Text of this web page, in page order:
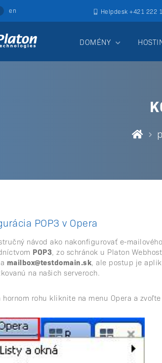
Helpdesk +421 222
DOMÉNY
POP3 v Opera
návod ako nakonfigurovať e-
POP3, zo schránok u Platon
mailbox@testdomain.sk, ale postup je
na našich serveroch.
hornom rohu kliknite na menu Opera a zvoľte